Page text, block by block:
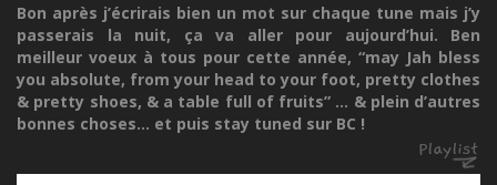
Bon après j’écrirais bien un mot sur chaque tune mais j’y
passerais la nuit, ça va aller pour aujourd’hui. Ben
meilleur voeux à tous pour cette année, “may Jah bless
you absolute, from your head to your foot, pretty clothes
& pretty shoes, & a table full of fruits” ... & plein d’autres
bonnes choses... et puis stay tuned sur BC !